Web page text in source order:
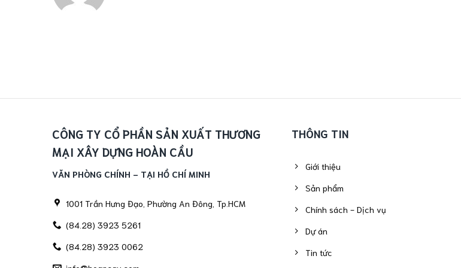
CÔNG TY CỔ PHẦN SẢN XUẤT THƯƠNG
MẠI XÂY DỰNG HOÀN CẦU
VĂN PHÒNG CHÍNH - TẠI HỒ CHÍ MINH
1001 Trần Hưng Đạo, Phường An Đông, Tp.HCM
(84.28) 3923 5261
(84.28) 3923 0062
THÔNG TIN
Giới thiệu
Sản phẩm
Chính sách - Dịch vụ
Dự án
Tin tức